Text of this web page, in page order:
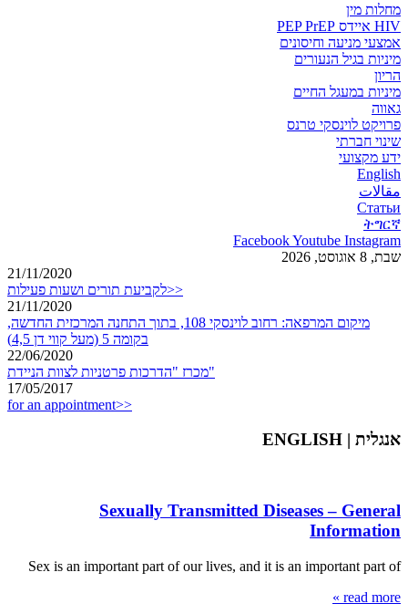
מחלות מין
HIV איידס PEP PrEP
אמצעי מניעה וחיסונים
מיניות בגיל הנעורים
הריון
מיניות במעגל החיים
גאווה
פרויקט לוינסקי טרנס
שינוי חברתי
ידע מקצועי
English
مقالات
Статьи
ትግርኛ
FacebookYoutube Instagram
שבת, 8 אוגוסט, 2026
21/11/2020
לקביעת תורים ושעות פעילות>>
21/11/2020
מיקום המרפאה: רחוב לוינסקי 108, בתוך התחנה המרכזית החדשה,
בקומה 5 (מעל קווי דן 4,5)
22/06/2020
מכרז "הדרכות פרטניות לצוות הניידת"
17/05/2017
for an appointment>>
אנגלית | ENGLISH
Sexually Transmitted Diseases – General
Information
Sex is an important part of our lives, and it is an important part of
read more »